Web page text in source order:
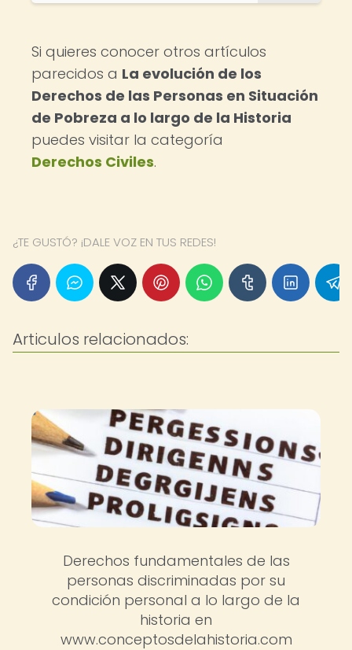
Si quieres conocer otros artículos
parecidos a La evolución de los
Derechos de las Personas en Situación
de Pobreza a lo largo de la Historia
puedes visitar la categoría
Derechos Civiles.
¿TE GUSTÓ? ¡DALE VOZ EN TUS REDES!
Articulos relacionados:
Derechos fundamentales de las
personas discriminadas por su
condición personal a lo largo de la
historia en
www.conceptosdelahistoria.com